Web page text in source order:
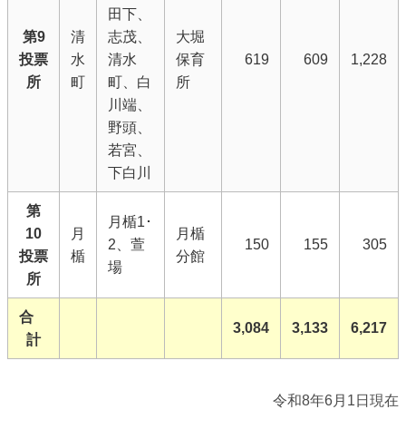
第9
投票
所
清
水
町
田下、
志茂、
清水
町、白
川端、
野頭、
若宮、
下白川
大堀
保育
所
619 609 1,228
第
10
投票
所
月
楯
月楯1･
2、萱
場
月楯
分館
150 155 305
合
計
3,084 3,133 6,217
令和8年6月1日現在